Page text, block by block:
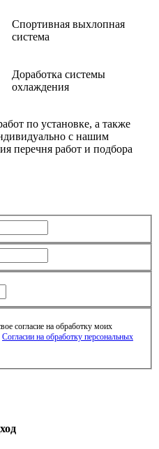
Спортивная выхлопная
система
Доработка системы
охлаждения
по установке, а также
с нашим
перечня работ и подбора
согласие на обработку моих
Согласии на обработку персональных